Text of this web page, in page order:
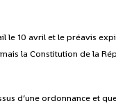
10 avril et le préavis
la Constitution de la
d’une ordonnance et